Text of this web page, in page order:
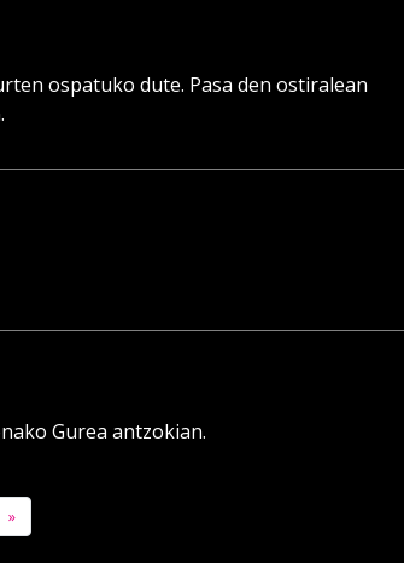
ospatuko dute. Pasa den ostiralean
Gurea antzokian.
»